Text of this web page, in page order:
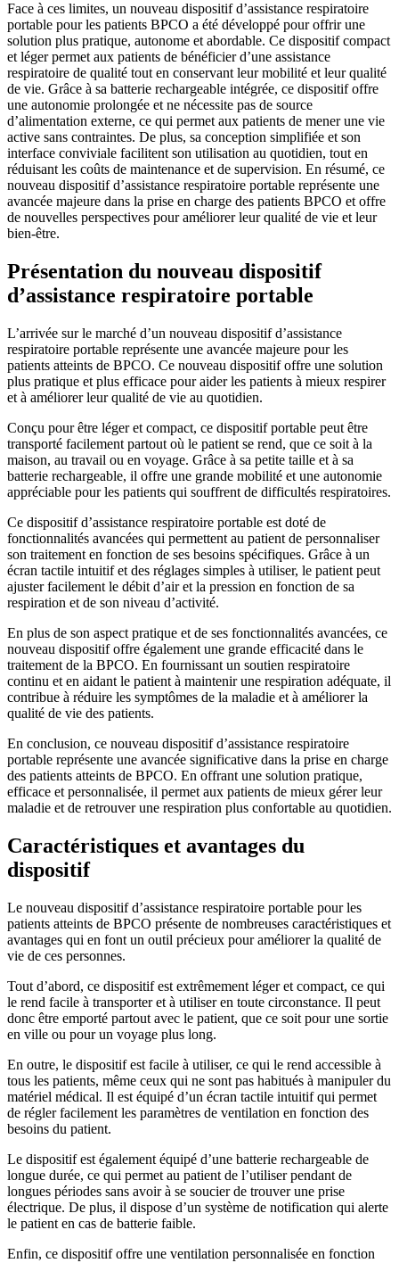
Face à ces limites, un nouveau dispositif d’assistance respiratoire
portable pour les patients BPCO a été développé pour offrir une
solution plus pratique, autonome et abordable. Ce dispositif compact
et léger permet aux patients de bénéficier d’une assistance
respiratoire de qualité tout en conservant leur mobilité et leur qualité
de vie. Grâce à sa batterie rechargeable intégrée, ce dispositif offre
une autonomie prolongée et ne nécessite pas de source
d’alimentation externe, ce qui permet aux patients de mener une vie
active sans contraintes. De plus, sa conception simplifiée et son
interface conviviale facilitent son utilisation au quotidien, tout en
réduisant les coûts de maintenance et de supervision. En résumé, ce
nouveau dispositif d’assistance respiratoire portable représente une
avancée majeure dans la prise en charge des patients BPCO et offre
de nouvelles perspectives pour améliorer leur qualité de vie et leur
bien-être.
Présentation du nouveau dispositif
d’assistance respiratoire portable
L’arrivée sur le marché d’un nouveau dispositif d’assistance
respiratoire portable représente une avancée majeure pour les
patients atteints de BPCO. Ce nouveau dispositif offre une solution
plus pratique et plus efficace pour aider les patients à mieux respirer
et à améliorer leur qualité de vie au quotidien.
Conçu pour être léger et compact, ce dispositif portable peut être
transporté facilement partout où le patient se rend, que ce soit à la
maison, au travail ou en voyage. Grâce à sa petite taille et à sa
batterie rechargeable, il offre une grande mobilité et une autonomie
appréciable pour les patients qui souffrent de difficultés respiratoires.
Ce dispositif d’assistance respiratoire portable est doté de
fonctionnalités avancées qui permettent au patient de personnaliser
son traitement en fonction de ses besoins spécifiques. Grâce à un
écran tactile intuitif et des réglages simples à utiliser, le patient peut
ajuster facilement le débit d’air et la pression en fonction de sa
respiration et de son niveau d’activité.
En plus de son aspect pratique et de ses fonctionnalités avancées, ce
nouveau dispositif offre également une grande efficacité dans le
traitement de la BPCO. En fournissant un soutien respiratoire
continu et en aidant le patient à maintenir une respiration adéquate, il
contribue à réduire les symptômes de la maladie et à améliorer la
qualité de vie des patients.
En conclusion, ce nouveau dispositif d’assistance respiratoire
portable représente une avancée significative dans la prise en charge
des patients atteints de BPCO. En offrant une solution pratique,
efficace et personnalisée, il permet aux patients de mieux gérer leur
maladie et de retrouver une respiration plus confortable au quotidien.
Caractéristiques et avantages du
dispositif
Le nouveau dispositif d’assistance respiratoire portable pour les
patients atteints de BPCO présente de nombreuses caractéristiques et
avantages qui en font un outil précieux pour améliorer la qualité de
vie de ces personnes.
Tout d’abord, ce dispositif est extrêmement léger et compact, ce qui
le rend facile à transporter et à utiliser en toute circonstance. Il peut
donc être emporté partout avec le patient, que ce soit pour une sortie
en ville ou pour un voyage plus long.
En outre, le dispositif est facile à utiliser, ce qui le rend accessible à
tous les patients, même ceux qui ne sont pas habitués à manipuler du
matériel médical. Il est équipé d’un écran tactile intuitif qui permet
de régler facilement les paramètres de ventilation en fonction des
besoins du patient.
Le dispositif est également équipé d’une batterie rechargeable de
longue durée, ce qui permet au patient de l’utiliser pendant de
longues périodes sans avoir à se soucier de trouver une prise
électrique. De plus, il dispose d’un système de notification qui alerte
le patient en cas de batterie faible.
Enfin, ce dispositif offre une ventilation personnalisée en fonction